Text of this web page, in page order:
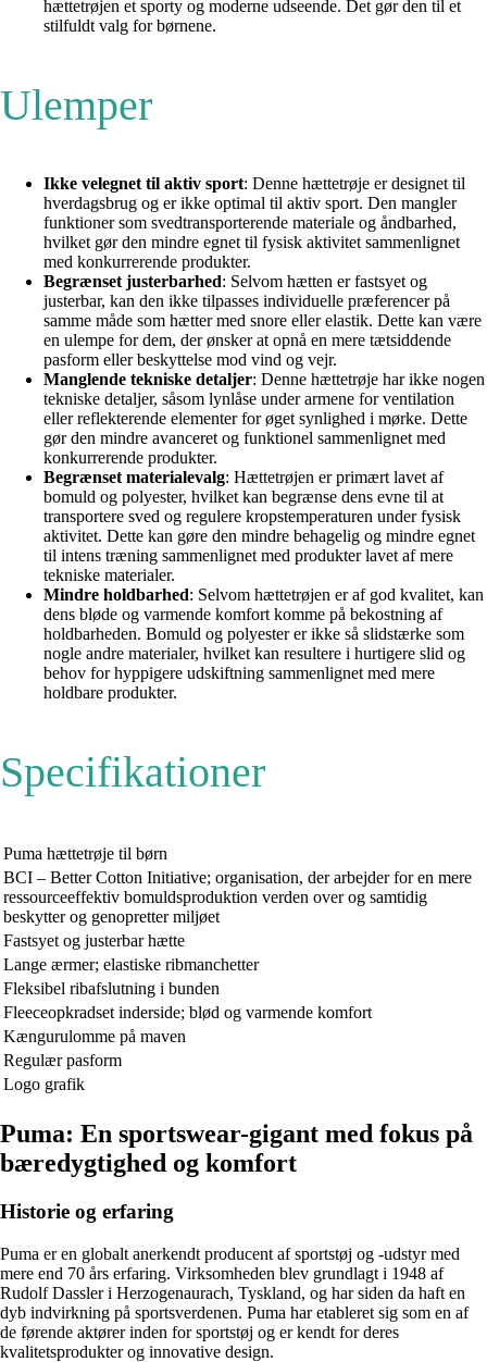
hættetrøjen et sporty og moderne udseende. Det gør den til et
stilfuldt valg for børnene.
Ulemper
Ikke velegnet til aktiv sport: Denne hættetrøje er designet til
hverdagsbrug og er ikke optimal til aktiv sport. Den mangler
funktioner som svedtransporterende materiale og åndbarhed,
hvilket gør den mindre egnet til fysisk aktivitet sammenlignet
med konkurrerende produkter.
Begrænset justerbarhed: Selvom hætten er fastsyet og
justerbar, kan den ikke tilpasses individuelle præferencer på
samme måde som hætter med snore eller elastik. Dette kan være
en ulempe for dem, der ønsker at opnå en mere tætsiddende
pasform eller beskyttelse mod vind og vejr.
Manglende tekniske detaljer: Denne hættetrøje har ikke nogen
tekniske detaljer, såsom lynlåse under armene for ventilation
eller reflekterende elementer for øget synlighed i mørke. Dette
gør den mindre avanceret og funktionel sammenlignet med
konkurrerende produkter.
Begrænset materialevalg: Hættetrøjen er primært lavet af
bomuld og polyester, hvilket kan begrænse dens evne til at
transportere sved og regulere kropstemperaturen under fysisk
aktivitet. Dette kan gøre den mindre behagelig og mindre egnet
til intens træning sammenlignet med produkter lavet af mere
tekniske materialer.
Mindre holdbarhed: Selvom hættetrøjen er af god kvalitet, kan
dens bløde og varmende komfort komme på bekostning af
holdbarheden. Bomuld og polyester er ikke så slidstærke som
nogle andre materialer, hvilket kan resultere i hurtigere slid og
behov for hyppigere udskiftning sammenlignet med mere
holdbare produkter.
Specifikationer
Puma hættetrøje til børn
BCI – Better Cotton Initiative; organisation, der arbejder for en mere
ressourceeffektiv bomuldsproduktion verden over og samtidig
beskytter og genopretter miljøet
Fastsyet og justerbar hætte
Lange ærmer; elastiske ribmanchetter
Fleksibel ribafslutning i bunden
Fleeceopkradset inderside; blød og varmende komfort
Kængurulomme på maven
Regulær pasform
Logo grafik
Puma: En sportswear-gigant med fokus på
bæredygtighed og komfort
Historie og erfaring
Puma er en globalt anerkendt producent af sportstøj og -udstyr med
mere end 70 års erfaring. Virksomheden blev grundlagt i 1948 af
Rudolf Dassler i Herzogenaurach, Tyskland, og har siden da haft en
dyb indvirkning på sportsverdenen. Puma har etableret sig som en af
de førende aktører inden for sportstøj og er kendt for deres
kvalitetsprodukter og innovative design.